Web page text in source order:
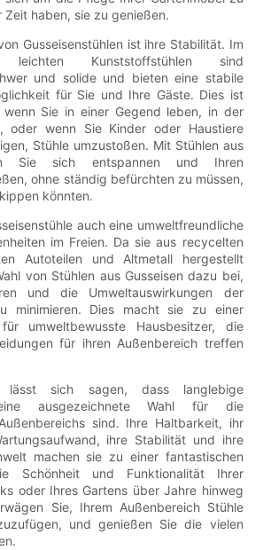
Zeit haben, sie zu genießen.
Gusseisenstühlen ist ihre Stabilität. Im
Kunststoffstühlen sind
und solide und bieten eine stabile
für Sie und Ihre Gäste. Dies ist
Sie in einer Gegend leben, in der
oder wenn Sie Kinder oder Haustiere
Stühle umzustoßen. Mit Stühlen aus
Sie sich entspannen und Ihren
ohne ständig befürchten zu müssen,
könnten.
auch eine umweltfreundliche
im Freien. Da sie aus recycelten
Autoteilen und Altmetall hergestellt
von Stühlen aus Gusseisen dazu bei,
und die Umweltauswirkungen der
minimieren. Dies macht sie zu einer
umweltbewusste Hausbesitzer, die
für ihren Außenbereich treffen
lässt sich sagen, dass langlebige
eine ausgezeichnete Wahl für die
sind. Ihre Haltbarkeit, ihr
ihre Stabilität und ihre
machen sie zu einer fantastischen
Schönheit und Funktionalität Ihrer
oder Ihres Gartens über Jahre hinweg
Sie, Ihrem Außenbereich Stühle
und genießen Sie die vielen